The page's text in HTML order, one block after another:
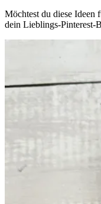
Möchtest du diese Ideen
dein Lieblings-Pinterest-